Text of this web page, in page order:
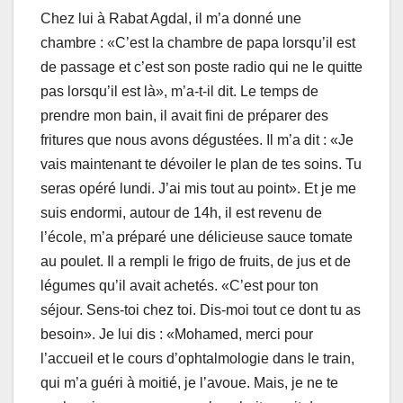
Chez lui à Rabat Agdal, il m’a donné une
chambre : «C’est la chambre de papa lorsqu’il est
de passage et c’est son poste radio qui ne le quitte
pas lorsqu’il est là», m’a-t-il dit. Le temps de
prendre mon bain, il avait fini de préparer des
fritures que nous avons dégustées. Il m’a dit : «Je
vais maintenant te dévoiler le plan de tes soins. Tu
seras opéré lundi. J’ai mis tout au point». Et je me
suis endormi, autour de 14h, il est revenu de
l’école, m’a préparé une délicieuse sauce tomate
au poulet. Il a rempli le frigo de fruits, de jus et de
légumes qu’il avait achetés. «C’est pour ton
séjour. Sens-toi chez toi. Dis-moi tout ce dont tu as
besoin». Je lui dis : «Mohamed, merci pour
l’accueil et le cours d’ophtalmologie dans le train,
qui m’a guéri à moitié, je l’avoue. Mais, je ne te